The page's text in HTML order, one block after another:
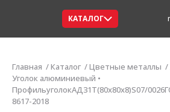
КАТАЛОГ
Главная Каталог Цветные металлы
Уголок алюминиевый •
ПрофильуголокАД31Т(80х80х8)S07/
8617-2018